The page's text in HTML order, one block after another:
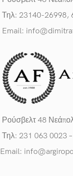
Τηλ: 23140-26998,
Email:
Ρούσβελτ 48
Τηλ: 231 063 0023
Email: